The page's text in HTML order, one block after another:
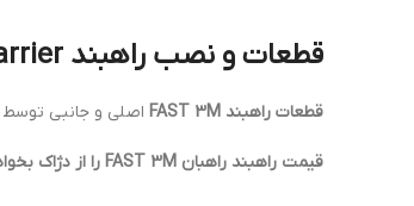
قطعات و نصب راهبند FAST 3M – FAST 3M barrier parts & installation FAST 3M barrier
قطعات راهبند FAST 3M اصلی و جانبی
قیمت راهبند راهبان FAST 3M را از دژاک بخواهید.